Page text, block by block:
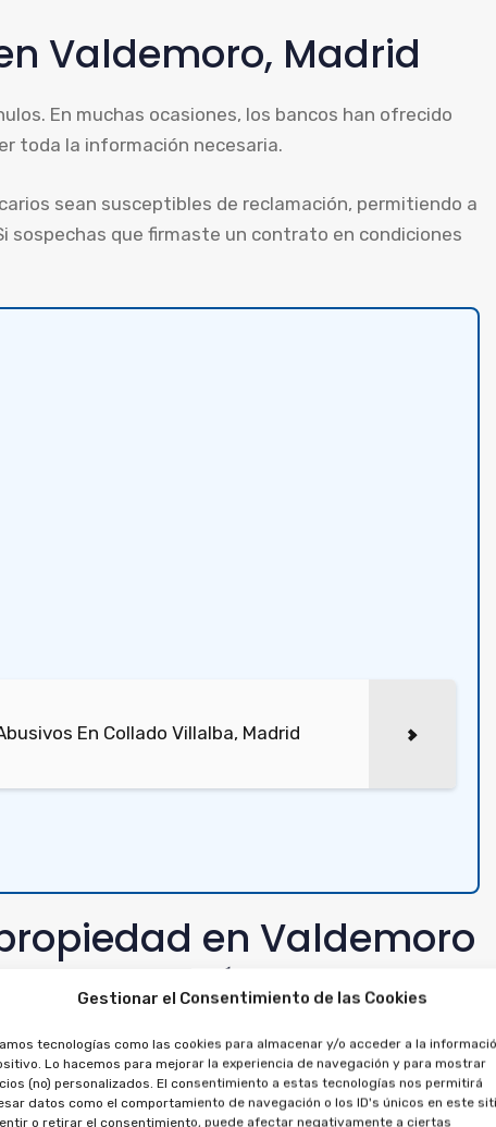
Gestionar el Consentimiento de las Cookies
tecnologías como las cookies para almacenar y/o acceder a la
Lo hacemos para mejorar la experiencia de navegación y para mostrar
(no) personalizados. El consentimiento a estas tecnologías nos permitirá
datos como el comportamiento de navegación o los ID's únicos en este
o retirar el consentimiento, puede afectar negativamente a ciertas
Valdemoro, Madrid
En muchas ocasiones, los bancos han ofrecido
toda la información necesaria.
sean susceptibles de reclamación, permitiendo a
sospechas que firmaste un contrato en condiciones
En Collado Villalba, Madrid
en Valdemoro
el préstamo
de una